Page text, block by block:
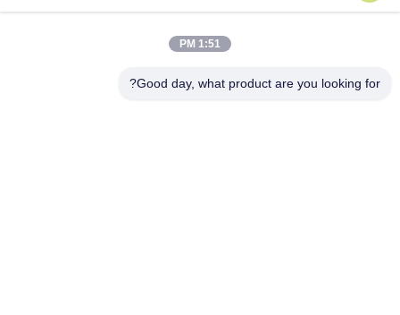
1:51 PM
Good day, what product are you looking for?